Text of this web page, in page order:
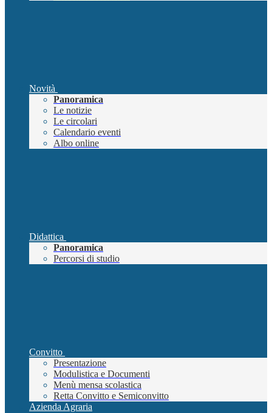
Novità
Panoramica
Le notizie
Le circolari
Calendario eventi
Albo online
Didattica
Panoramica
Percorsi di studio
Convitto
Presentazione
Modulistica e Documenti
Menù mensa scolastica
Retta Convitto e Semiconvitto
Azienda Agraria